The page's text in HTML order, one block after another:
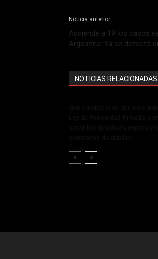
Noticia anterior
Asciende a 19 los casos
Argentina: Ya se detectó
NOTICIAS RELACIONADAS